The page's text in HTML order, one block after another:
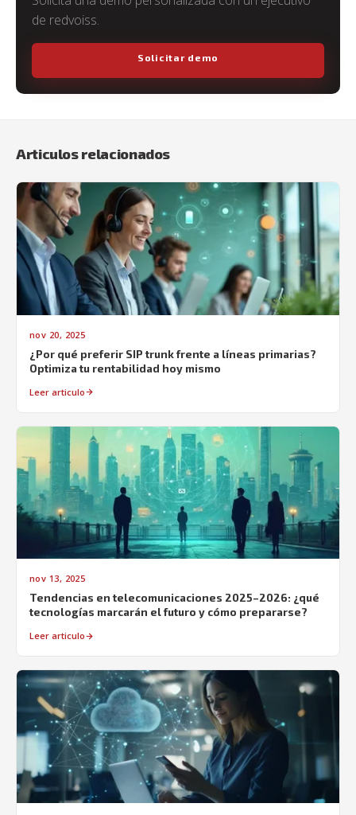
de redvoiss.
Solicitar demo
Articulos relacionados
nov 20, 2025
¿Por qué preferir SIP trunk frente a líneas primarias?
Optimiza tu rentabilidad hoy mismo
Leer articulo
nov 13, 2025
Tendencias en telecomunicaciones 2025–2026: ¿qué
tecnologías marcarán el futuro y cómo prepararse?
Leer articulo